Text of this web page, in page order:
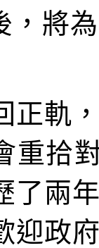
將
正軌
重拾
了兩
迎政